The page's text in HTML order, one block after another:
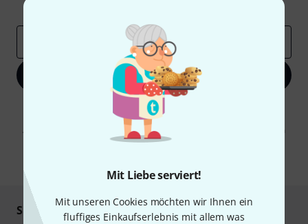
Mit Liebe serviert!
Mit unseren Cookies möchten wir Ihnen ein
fluffiges Einkaufserlebnis mit allem was
Thomann Insights
Jetzt anmelden
Mit Klick auf „Jetzt anmelden“ stimmen Sie dem Erhalt von E-Mail-
Werbung und einer Messung des E-Mail-Nutzungsverhaltens zu. Die
Abmeldung ist jederzeit möglich. Weitere Informationen finden Sie in
unserenDatenschutzhinweisen
Sicher einkaufen & bezahlen